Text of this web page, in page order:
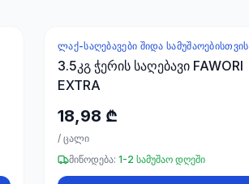
ᲚᲐᲥ-ᲡᲐᲦᲔᲑᲐᲕᲔᲑᲘ ᲨᲘᲓᲐ ᲡᲐᲛᲣᲨᲐᲝᲔᲑᲘᲡᲗᲕᲘᲡ
3.5კგ ჭერის საღებავი FAWORI
EXTRA
18,98 ₾
/ ცალი
მიწოდება: 1-2 სამუშაო დღეში